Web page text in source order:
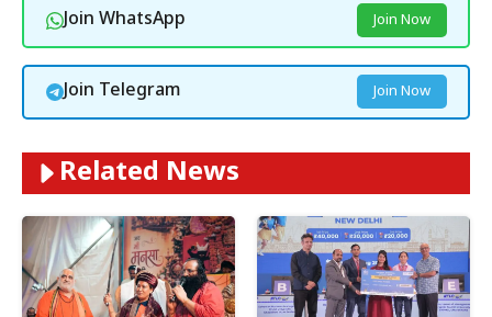
Join WhatsApp Join Now
Join Telegram Join Now
Related News